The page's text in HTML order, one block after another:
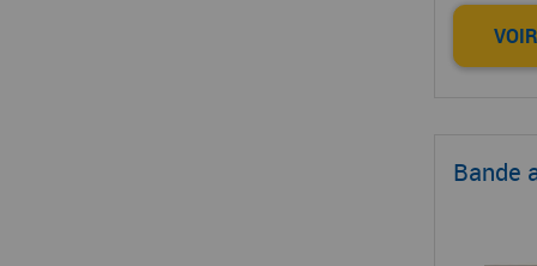
Bande